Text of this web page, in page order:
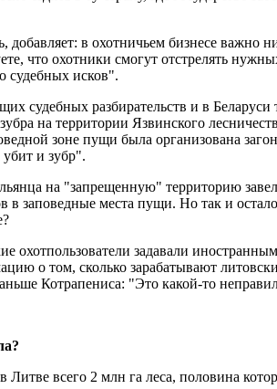
добавляет: в охотничьем бизнесе важно
что охотники смогут отстрелять
судебных исков".
судебных разбирательств и в
на территории Язвинского
зоне пущи была организована
и зубр".
на "запрещенную" территорию
заповедные места пущи. Но так и
охотпользователи задавали
о том, сколько зарабатывают
Котрапениса: "Это какой-то
Литве всего 2 млн га леса, половина